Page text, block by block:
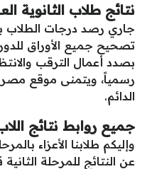
نتائج طلاب الثانوية
جاري رصد درجات الطلاب
تصحيح جميع الأوراق للدور
بصدد أعمال الترقب
رسمياً، ويتمنى موقع مصر
الدائم.
جميع روابط نتائج
وإليكم طلابنا الأعزاء
عن النتائج للمرحلة